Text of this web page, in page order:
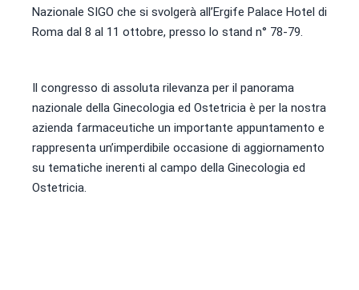
Nazionale SIGO che si svolgerà all’Ergife Palace Hotel di
Roma dal 8 al 11 ottobre, presso lo stand n° 78-79.
Il congresso di assoluta rilevanza per il panorama
nazionale della Ginecologia ed Ostetricia è per la nostra
azienda farmaceutiche un importante appuntamento e
rappresenta un’imperdibile occasione di aggiornamento
su tematiche inerenti al campo della Ginecologia ed
Ostetricia.